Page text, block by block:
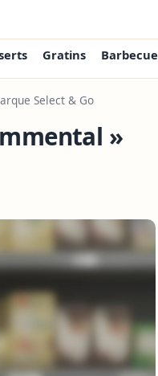
Gratins Barbecue
Select & Go
»